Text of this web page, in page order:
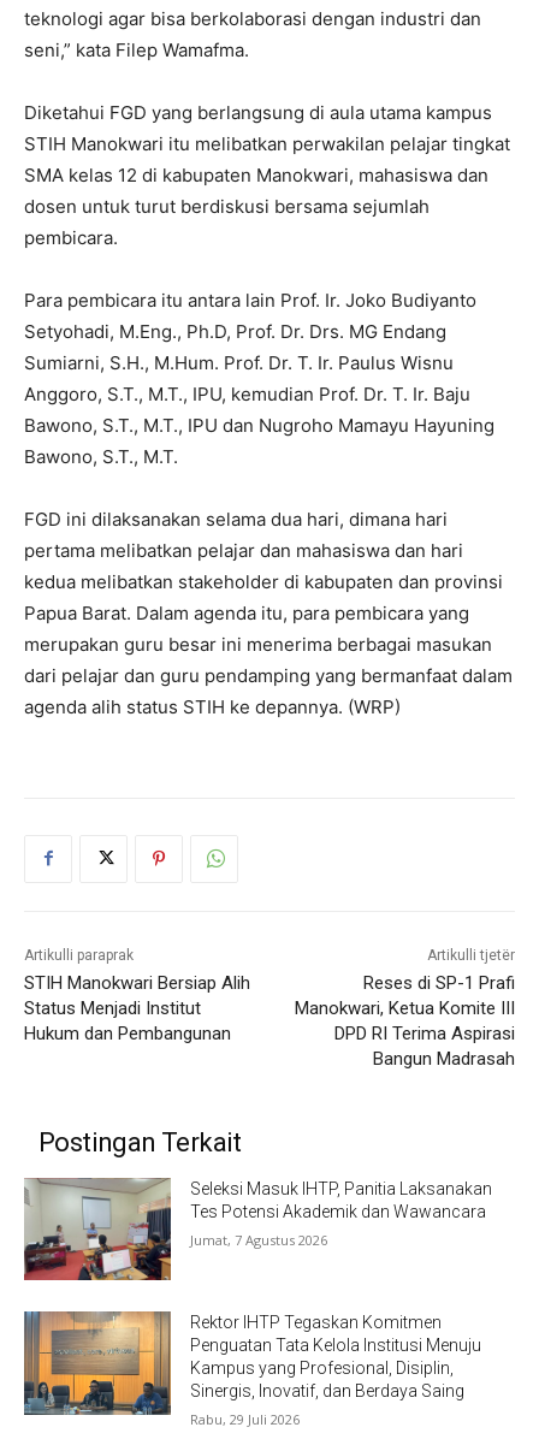
teknologi agar bisa berkolaborasi dengan industri dan
seni,” kata Filep Wamafma.
Diketahui FGD yang berlangsung di aula utama kampus
STIH Manokwari itu melibatkan perwakilan pelajar tingkat
SMA kelas 12 di kabupaten Manokwari, mahasiswa dan
dosen untuk turut berdiskusi bersama sejumlah
pembicara.
Para pembicara itu antara lain Prof. Ir. Joko Budiyanto
Setyohadi, M.Eng., Ph.D, Prof. Dr. Drs. MG Endang
Sumiarni, S.H., M.Hum. Prof. Dr. T. Ir. Paulus Wisnu
Anggoro, S.T., M.T., IPU, kemudian Prof. Dr. T. Ir. Baju
Bawono, S.T., M.T., IPU dan Nugroho Mamayu Hayuning
Bawono, S.T., M.T.
FGD ini dilaksanakan selama dua hari, dimana hari
pertama melibatkan pelajar dan mahasiswa dan hari
kedua melibatkan stakeholder di kabupaten dan provinsi
Papua Barat. Dalam agenda itu, para pembicara yang
merupakan guru besar ini menerima berbagai masukan
dari pelajar dan guru pendamping yang bermanfaat dalam
agenda alih status STIH ke depannya. (WRP)
Artikulli paraprak
STIH Manokwari Bersiap Alih
Status Menjadi Institut
Hukum dan Pembangunan
Artikulli tjetër
Reses di SP-1 Prafi
Manokwari, Ketua Komite III
DPD RI Terima Aspirasi
Bangun Madrasah
Postingan Terkait
Seleksi Masuk IHTP, Panitia Laksanakan
Tes Potensi Akademik dan Wawancara
Jumat, 7 Agustus 2026
Rektor IHTP Tegaskan Komitmen
Penguatan Tata Kelola Institusi Menuju
Kampus yang Profesional, Disiplin,
Sinergis, Inovatif, dan Berdaya Saing
Rabu, 29 Juli 2026